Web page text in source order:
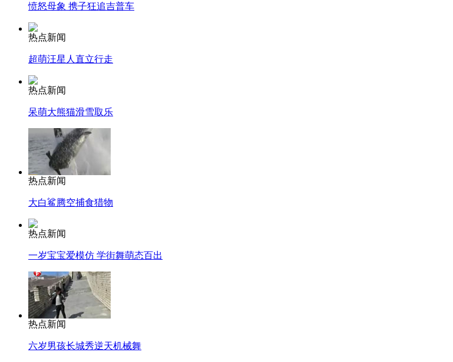
愤怒母象 携子狂追吉普车
热点新闻
超萌汪星人直立行走
热点新闻
呆萌大熊猫滑雪取乐
热点新闻
大白鲨腾空捕食猎物
热点新闻
一岁宝宝爱模仿 学街舞萌态百出
热点新闻
六岁男孩长城秀逆天机械舞